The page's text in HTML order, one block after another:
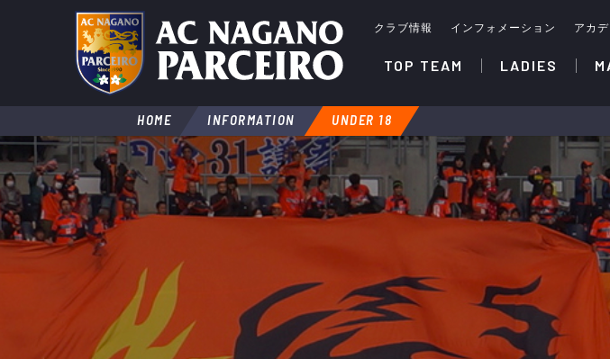
クラブ情報 インフォメーション アカ
TOP TEAM LADIES
HOME INFORMATION UNDER 18